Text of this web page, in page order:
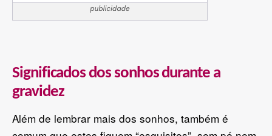
Significados dos sonhos durante a
gravidez
Além de lembrar mais dos sonhos, também é